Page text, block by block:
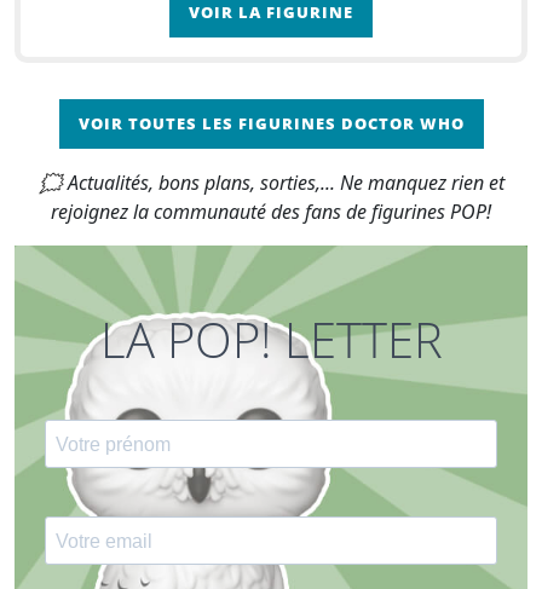
VOIR LA FIGURINE
VOIR TOUTES LES FIGURINES DOCTOR WHO
🗯 Actualités, bons plans, sorties,... Ne manquez rien et
rejoignez la communauté des fans de figurines POP!
LA POP! LETTER